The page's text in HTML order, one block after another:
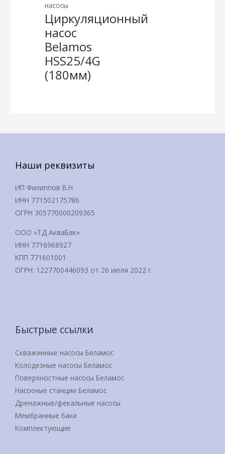
насосы
Циркуляционный
насос
Belamos
HSS25/4G
(180мм)
Наши реквизиты
ИП Филиппов В.Н
ИНН 771502175786
ОГРН 305770000209365
ООО «ТД АкваБак»
ИНН 7716968927
КПП 771601001
ОГРН: 1227700446093 от 26 июля 2022 г.
Быстрые ссылки
Скважинные насосы Беламос
Колодезные насосы Беламос
Поверхностные насосы Беламос
Насосные станции Беламос
Дренажные/фекальные насосы
Мембранные баки
Комплектующие